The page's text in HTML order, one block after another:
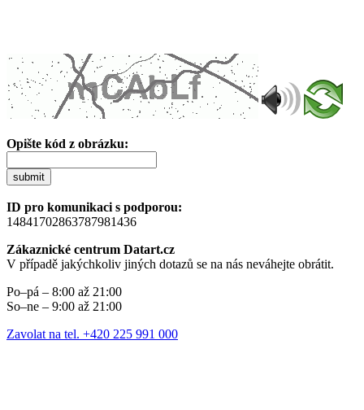
Opište kód z obrázku:
submit
ID pro komunikaci s podporou:
14841702863787981436
Zákaznické centrum Datart.cz
V případě jakýchkoliv jiných dotazů se na nás neváhejte obrátit.
Po–pá – 8:00 až 21:00
So–ne – 9:00 až 21:00
Zavolat na tel. +420 225 991 000